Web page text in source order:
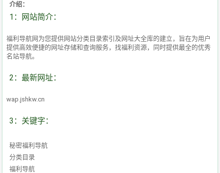
介绍：
1：网站简介：
福利导航网为您提供网站分类目录索引及网址大全库的建立，旨在为用户
提供高效便捷的网址存储和查询服务，找福利资源，同时提供最全的优秀
名站导航。
2：最新网址：
wap.jshkw.cn
3：关键字：
秘密福利导航
分类目录
福利导航